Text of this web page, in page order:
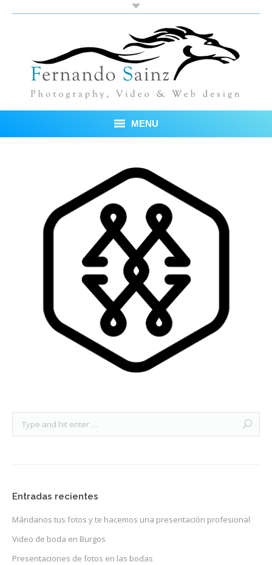
MENU
Blog
Sobre mí
Testimonios
Preguntas?
Precios
Entradas recientes
Mándanos tus fotos y te hacemos una presentación profesional
Video de boda en Burgos
Presentaciones de fotos en las bodas